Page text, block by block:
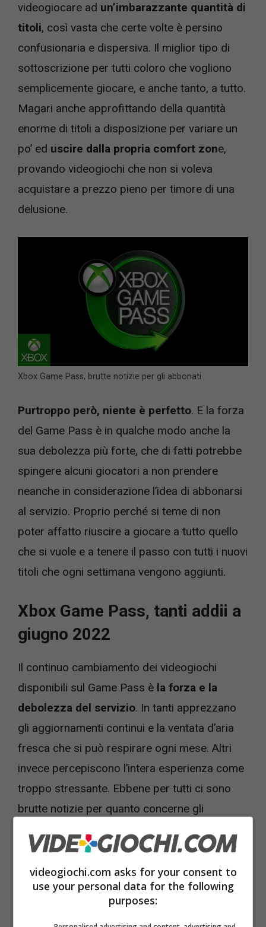
videogiocare ad un’imbarazzante quantità di
titoli, così vasta che certe volte è persino
confusionaria e dispersiva. Il miglior tipo di
sottoscrizione per tutti coloro che vogliono
semplicemente giocare, e anche tanto, a tutto.
Magari anche approfittando della quantità
enorme di titoli a disposizione per variare un
po’ ed uscire dalla propria comfort zone,
provando videogiochi che non si voleva
acquistare a prezzo pieno per timore di una
delusione.
Xbox Game Pass, brutte notizie per gli abbonati
Purtroppo però, niente è perfetto. E la forza
del Game Pass è in qualche modo anche la
sua debolezza più forte, che di fatti potrebbe
spingere alcuni giocatori a non prendere
neanche in considerazione l’idea di abbonarsi
al servizio. Proprio perché si teme di non
poter affatto riuscire a giocare a tutto quello
che si vuole e a tenere il passo con tutti i nuovi
titoli che ogni settimana vengono aggiunti.
Xbox Game Pass, tanti addii a
giugno 2022
Il continuo cambiamento dei videogiochi
disponibili sul Game Pass è la forza e la
debolezza del servizio. In tanti apprezzano
gli aggiornamenti continui e la ventata d’aria
fresca che si può respirare ogni mese. Altri
invece percepiscono l’intera esperienza come
troppo stressante. Ebbene per tutti ci sono
brutte notizie per quanto concerne gli
giugno 2022, tantissimi titoli stanno per
abbandonare il servizio.
videogiochi.com asks for your consent to
use your personal data for the following
purposes: